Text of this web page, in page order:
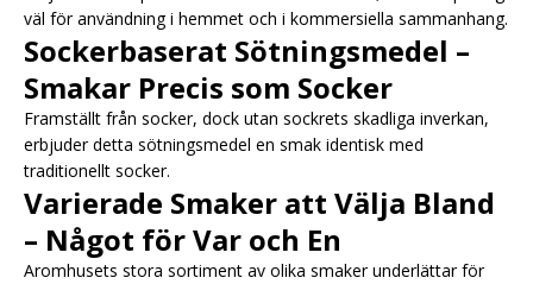
väl för användning i hemmet och i kommersiella sammanhang.
Sockerbaserat Sötningsmedel –
Smakar Precis som Socker
Framställt från socker, dock utan sockrets skadliga inverkan,
erbjuder detta sötningsmedel en smak identisk med
traditionellt socker.
Varierade Smaker att Välja Bland
– Något för Var och En
Aromhusets stora sortiment av olika smaker underlättar för